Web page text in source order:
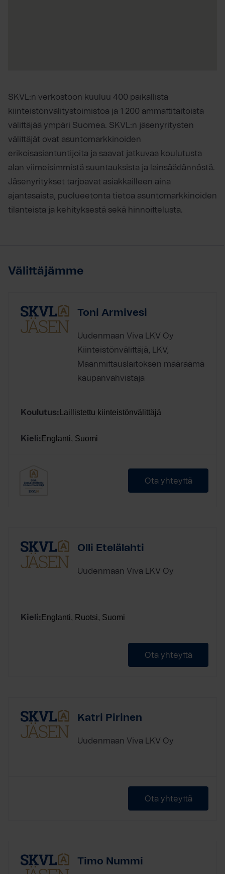
SKVL:n verkostoon kuuluu 400 paikallista
kiinteistönvälitystoimistoa ja 1 200 ammattitaitoista
välittäjää ympäri Suomea. SKVL:n jäsenyritysten
välittäjät ovat asuntomarkkinoiden
erikoisasiantuntijoita ja saavat jatkuvaa koulutusta
alan viimeisimmistä suuntauksista ja lainsäädännöstä.
Jäsenyritykset tarjoavat asiakkailleen aina
ajantasaista, puolueetonta tietoa asuntomarkkinoiden
tilanteista ja kehityksestä sekä hinnoittelusta.
Välittäjämme
Toni Armivesi
Uudenmaan Viva LKV Oy
Kiinteistönvälittäjä, LKV,
Maanmittauslaitoksen määräämä
kaupanvahvistaja
Koulutus: Laillistettu kiinteistönvälittäjä
Kieli: Englanti, Suomi
Ota yhteyttä
Olli Etelälahti
Uudenmaan Viva LKV Oy
Kieli: Englanti, Ruotsi, Suomi
Ota yhteyttä
Katri Pirinen
Uudenmaan Viva LKV Oy
Ota yhteyttä
Timo Nummi